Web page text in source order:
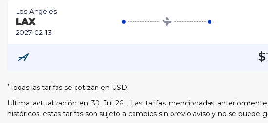
Los Angeles
LAX
2027-02-13
*Todas las tarifas se cotizan en USD.
Ultima actualización en 30 Jul 26 , Las tarifas mencionadas
históricos, estas tarifas son sujeto a cambios sin previo aviso y no se